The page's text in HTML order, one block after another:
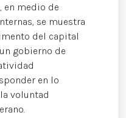
en medio de
se muestra
del capital
gobierno de
en lo
voluntad